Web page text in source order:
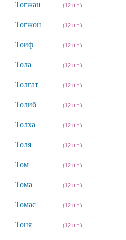
Тогжан (12 шт.)
Тогжон (12 шт.)
Тоиф (12 шт.)
Тола (12 шт.)
Толгат (12 шт.)
Толиб (12 шт.)
Толха (12 шт.)
Толя (12 шт.)
Том (12 шт.)
Тома (12 шт.)
Томас (12 шт.)
Тоня (12 шт.)